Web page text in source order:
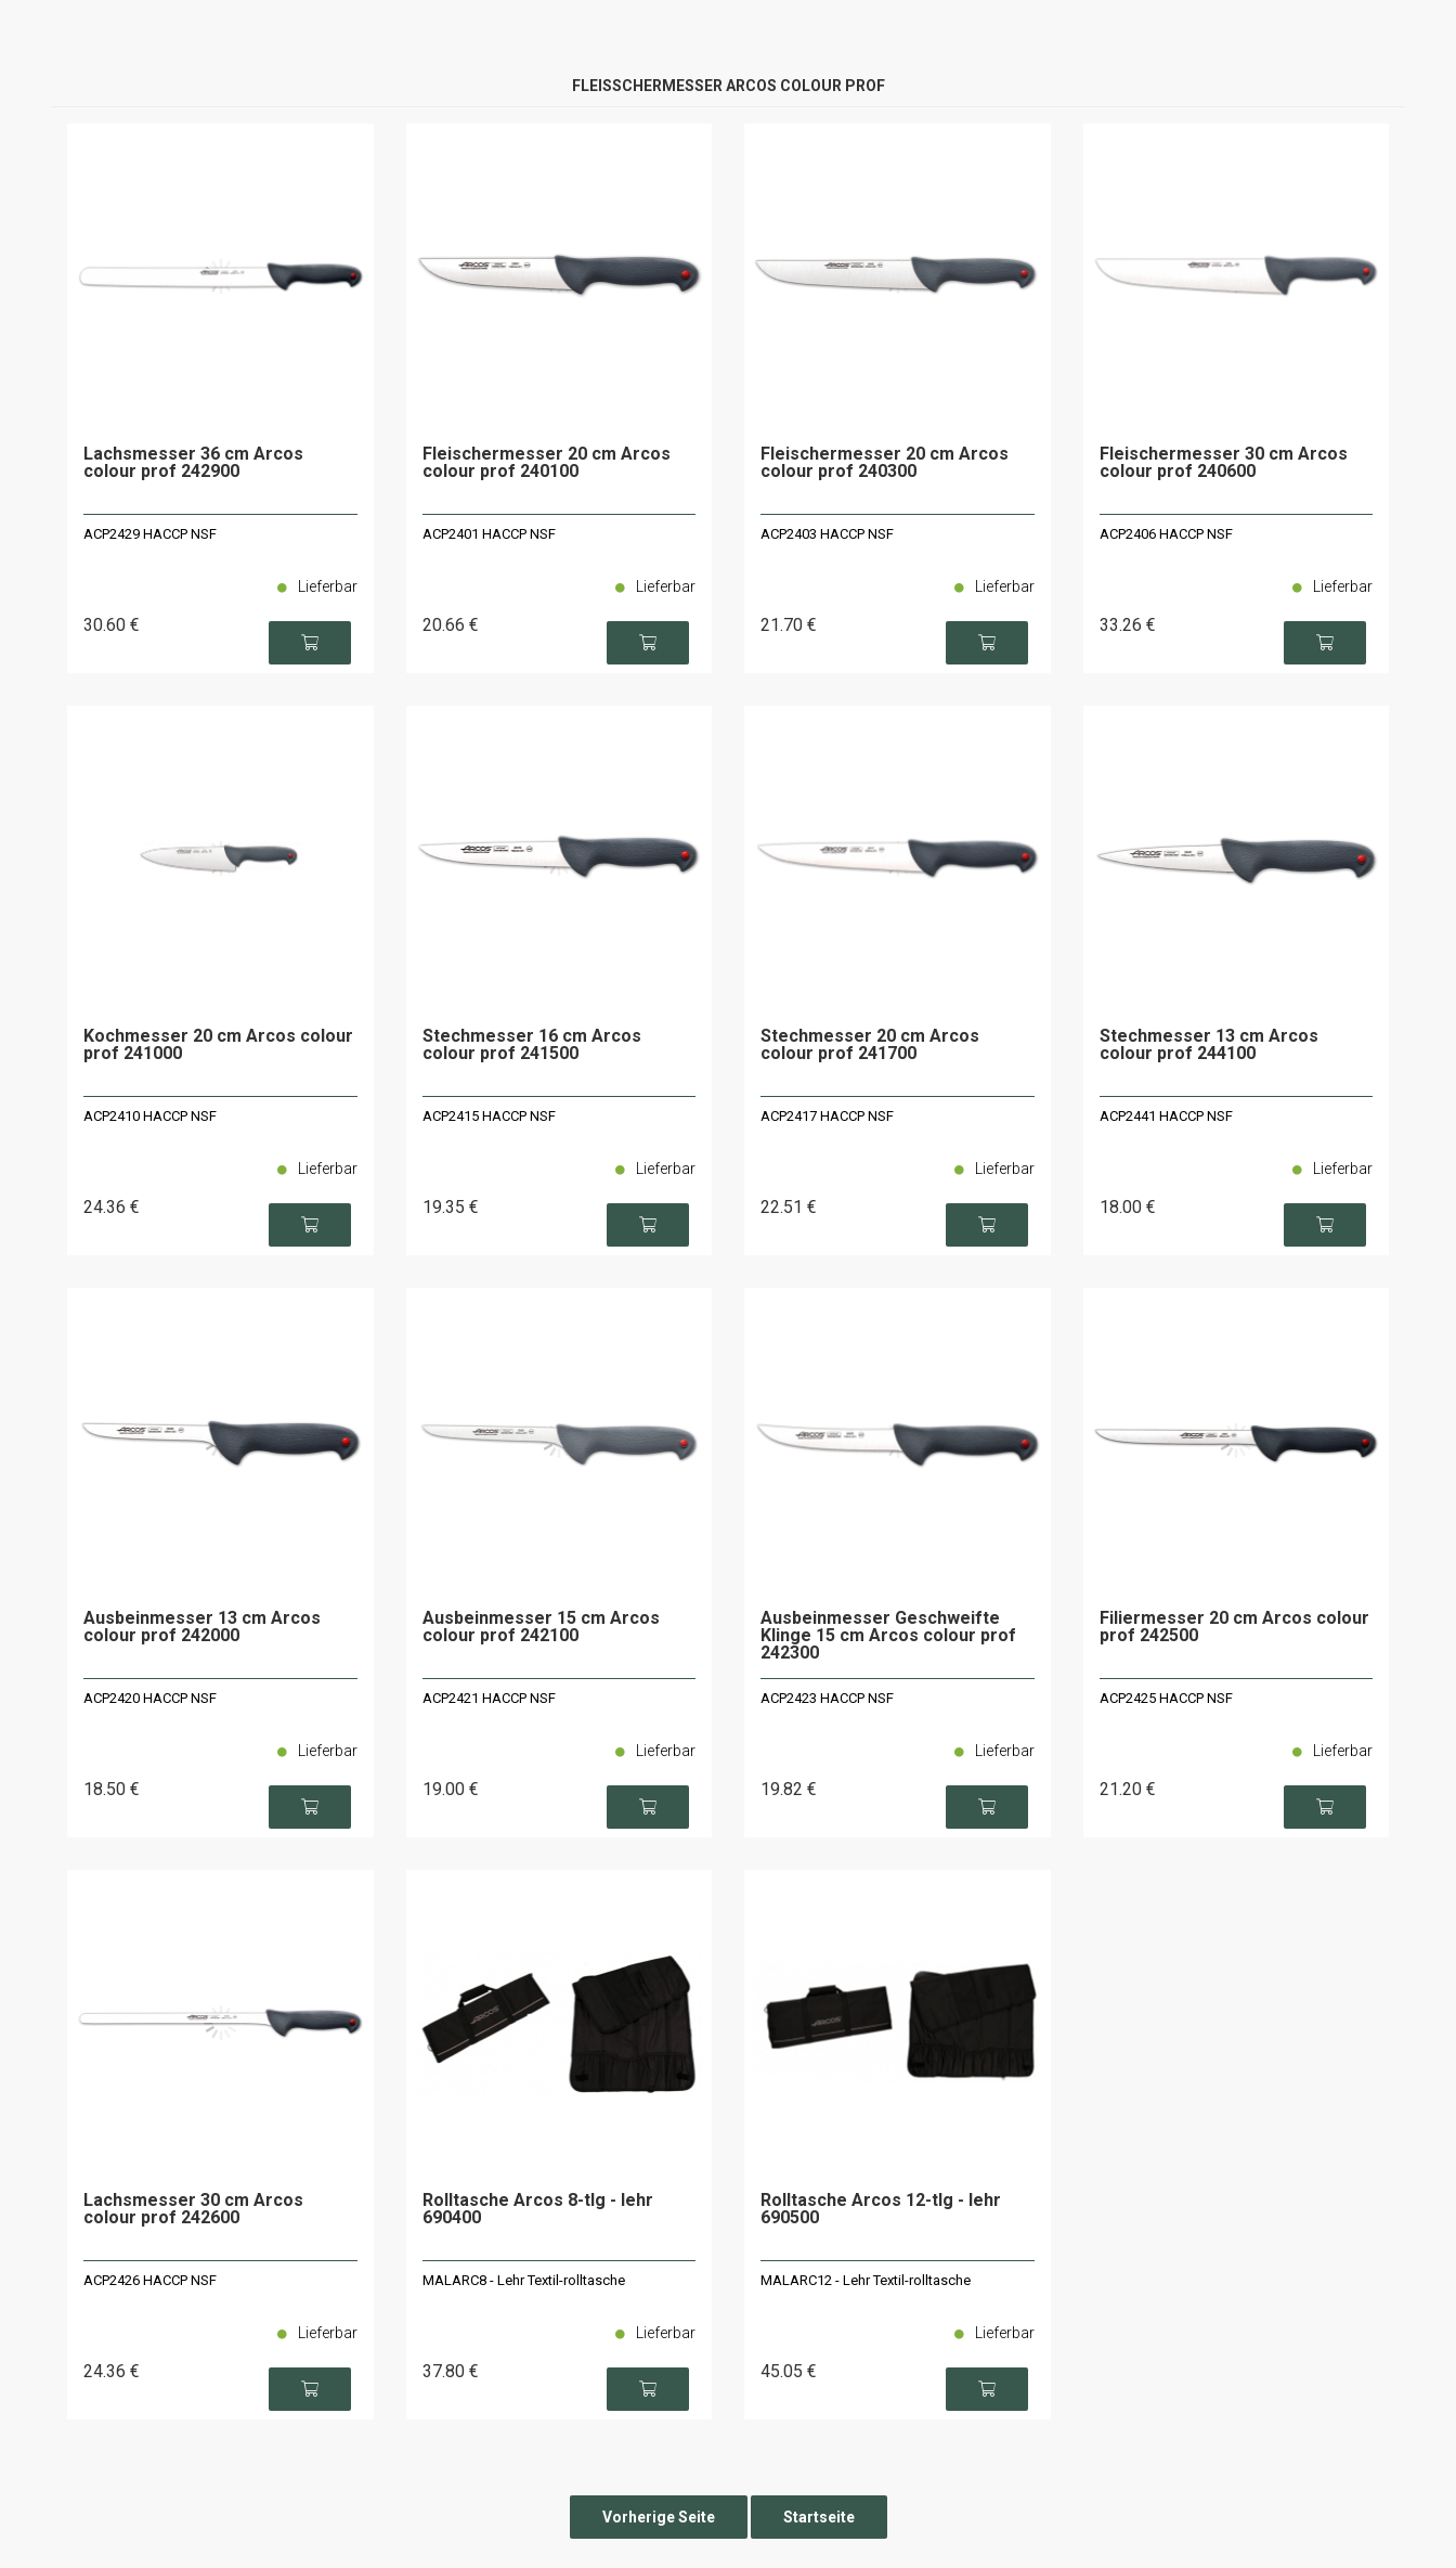
FLEISSCHERMESSER ARCOS COLOUR PROF
Lachsmesser 36 cm Arcos
colour prof 242900
ACP2429 HACCP NSF
30.60 €
Lieferbar
Fleischermesser 20 cm Arcos
colour prof 240100
ACP2401 HACCP NSF
20.66 €
Lieferbar
Fleischermesser 20 cm Arcos
colour prof 240300
ACP2403 HACCP NSF
21.70 €
Lieferbar
Fleischermesser 30 cm Arcos
colour prof 240600
ACP2406 HACCP NSF
33.26 €
Lieferbar
Kochmesser 20 cm Arcos colour
prof 241000
ACP2410 HACCP NSF
24.36 €
Lieferbar
Stechmesser 16 cm Arcos
colour prof 241500
ACP2415 HACCP NSF
19.35 €
Lieferbar
Stechmesser 20 cm Arcos
colour prof 241700
ACP2417 HACCP NSF
22.51 €
Lieferbar
Stechmesser 13 cm Arcos
colour prof 244100
ACP2441 HACCP NSF
18.00 €
Lieferbar
Ausbeinmesser 13 cm Arcos
colour prof 242000
ACP2420 HACCP NSF
18.50 €
Lieferbar
Ausbeinmesser 15 cm Arcos
colour prof 242100
ACP2421 HACCP NSF
19.00 €
Lieferbar
Ausbeinmesser Geschweifte
Klinge 15 cm Arcos colour prof
242300
ACP2423 HACCP NSF
19.82 €
Lieferbar
Filiermesser 20 cm Arcos colour
prof 242500
ACP2425 HACCP NSF
21.20 €
Lieferbar
Lachsmesser 30 cm Arcos
colour prof 242600
ACP2426 HACCP NSF
24.36 €
Lieferbar
Rolltasche Arcos 8-tlg - lehr
690400
MALARC8 - Lehr Textil-rolltasche
37.80 €
Lieferbar
Rolltasche Arcos 12-tlg - lehr
690500
MALARC12 - Lehr Textil-rolltasche
45.05 €
Lieferbar